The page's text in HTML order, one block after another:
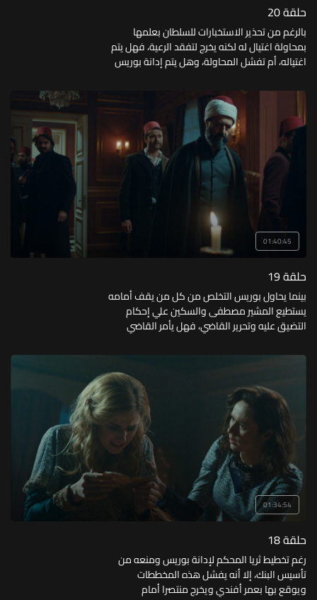
حلقة 20
بالرغم من تحذير الاستخبارات للسلطان بعلمها
بمحاولة اغتيال له لكنه يخرج لتفقد الرعية، فهل يتم
اغتياله، أم تفشل المحاولة، وهل يتم إدانة بوريس
01:40:45
حلقة 19
بينما يحاول بوريس التخلص من كل من يقف أمامه
يستطيع المشير مصطفى والسكين علي إحكام
التضيق عليه وتحرير القاضي، فهل يأمر القاضي
01:34:54
حلقة 18
رغم تخطيط ثريا المحكم لإدانة بوريس ومنعه من
تأسيس البنك، إلا أنه يفشل هذه المخططات
ويوقع بها بعمر أفندي ويخرج منتصرا أمام